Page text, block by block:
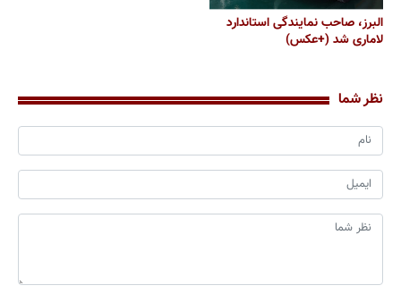
البرز، صاحب نمایندگی استاندارد
لاماری شد (+عکس)
نظر شما